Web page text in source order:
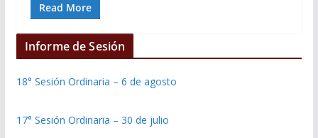
Read More
Informe de Sesión
18° Sesión Ordinaria – 6 de agosto
17° Sesión Ordinaria – 30 de julio